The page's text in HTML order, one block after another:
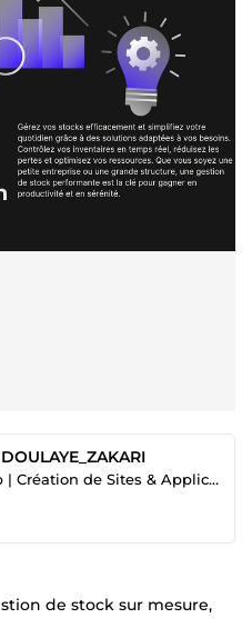
🚀 Développeur Web | Création de Sites & Applications web Performants
de stock sur mesure,